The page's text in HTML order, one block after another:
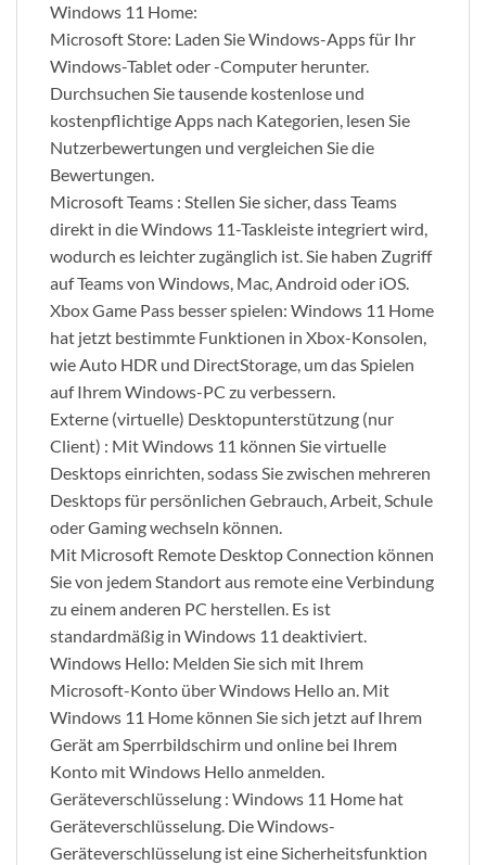
Windows 11 Home:
Microsoft Store: Laden Sie Windows-Apps für Ihr
Windows-Tablet oder -Computer herunter.
Durchsuchen Sie tausende kostenlose und
kostenpflichtige Apps nach Kategorien, lesen Sie
Nutzerbewertungen und vergleichen Sie die
Bewertungen.
Microsoft Teams : Stellen Sie sicher, dass Teams
direkt in die Windows 11-Taskleiste integriert wird,
wodurch es leichter zugänglich ist. Sie haben Zugriff
auf Teams von Windows, Mac, Android oder iOS.
Xbox Game Pass besser spielen: Windows 11 Home
hat jetzt bestimmte Funktionen in Xbox-Konsolen,
wie Auto HDR und DirectStorage, um das Spielen
auf Ihrem Windows-PC zu verbessern.
Externe (virtuelle) Desktopunterstützung (nur
Client) : Mit Windows 11 können Sie virtuelle
Desktops einrichten, sodass Sie zwischen mehreren
Desktops für persönlichen Gebrauch, Arbeit, Schule
oder Gaming wechseln können.
Mit Microsoft Remote Desktop Connection können
Sie von jedem Standort aus remote eine Verbindung
zu einem anderen PC herstellen. Es ist
standardmäßig in Windows 11 deaktiviert.
Windows Hello: Melden Sie sich mit Ihrem
Microsoft-Konto über Windows Hello an. Mit
Windows 11 Home können Sie sich jetzt auf Ihrem
Gerät am Sperrbildschirm und online bei Ihrem
Konto mit Windows Hello anmelden.
Geräteverschlüsselung : Windows 11 Home hat
Geräteverschlüsselung. Die Windows-
Geräteverschlüsselung ist eine Sicherheitsfunktion